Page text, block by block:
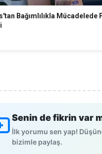
Bağımlılıkla Mücadelede
Senin de fikrin var
İlk yorumu sen yap!
bizimle paylaş.